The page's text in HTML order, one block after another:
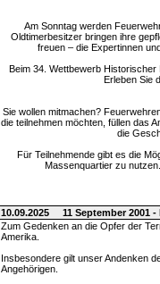
Am Sonntag werden
Oldtimerbesitzer bringen ihre
freuen – die Expertinnen
Beim 34. Wettbewerb
Erleben Sie
Sie wollen mitmachen?
die teilnehmen möchten, füllen das
die
Für Teilnehmende gibt es die
Massenquartier zu
10.09.2025
11 September 2001
Zum Gedenken an die Opfer der
Amerika.
Insbesondere gilt unser Andenken
Angehörigen.